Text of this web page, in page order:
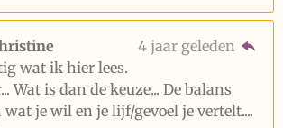
4 jaar geleden
wat ik hier lees.
Wat is dan de keuze... De balans
je wil en je lijf/gevoel je vertelt....